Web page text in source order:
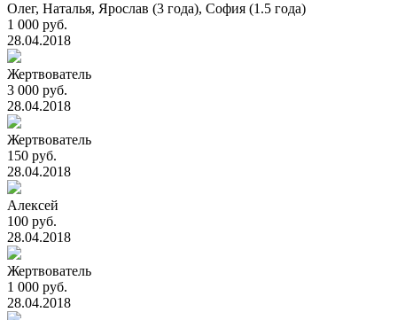
Олег, Наталья, Ярослав (3 года), София (1.5 года)
1 000 руб.
28.04.2018
Жертвователь
3 000 руб.
28.04.2018
Жертвователь
150 руб.
28.04.2018
Алексей
100 руб.
28.04.2018
Жертвователь
1 000 руб.
28.04.2018